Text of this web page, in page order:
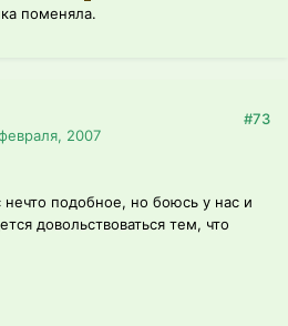
поменяла.
2007
#73
подобное, но боюсь у нас и
довольствоваться тем, что